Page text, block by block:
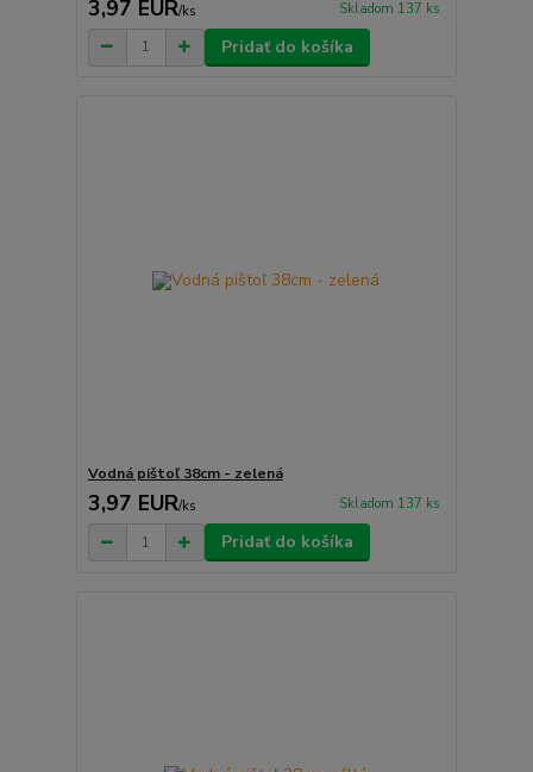
3,97 EUR/ks Skladom 137 ks
Pridať do košíka
Vodná pištoľ 38cm - zelená
3,97 EUR/ks Skladom 137 ks
Pridať do košíka